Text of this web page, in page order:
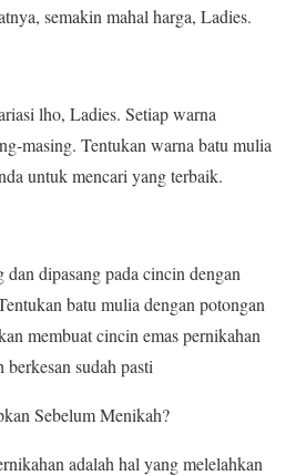
semakin mahal harga, Ladies.
lho, Ladies. Setiap warna
masing. Tentukan warna batu mulia
untuk mencari yang terbaik.
dipasang pada cincin dengan
batu mulia dengan potongan
membuat cincin emas pernikahan
sudah pasti
Sebelum Menikah?
adalah hal yang melelahkan